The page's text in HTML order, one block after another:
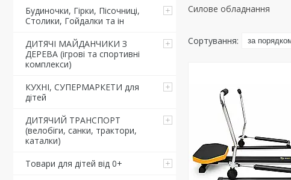
Будиночки, Гірки, Пісочниці,
Столики, Гойдалки та ін
ДИТЯЧІ МАЙДАНЧИКИ З
ДЕРЕВА (ігрові та спортивні
комплекси)
КУХНІ, СУПЕРМАРКЕТИ для
дітей
ДИТЯЧИЙ ТРАНСПОРТ
(велобіги, санки, трактори,
каталки)
Товари для дітей від 0+
Силове обладнання